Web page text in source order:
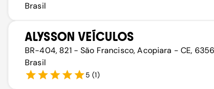
Brasil
ALYSSON VEÍCULOS
BR-404, 821 - São Francisco, Acopiara - CE,
Brasil
5 (1)